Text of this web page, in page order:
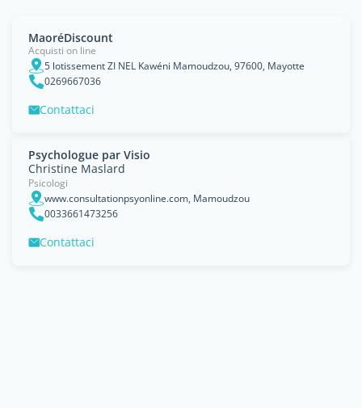
MaoréDiscount
Acquisti on line
5 lotissement ZI NEL Kawéni Mamoudzou, 97600, Mayotte
0269667036
Contattaci
Psychologue par Visio
Christine Maslard
Psicologi
www.consultationpsyonline.com, Mamoudzou
0033661473256
Contattaci